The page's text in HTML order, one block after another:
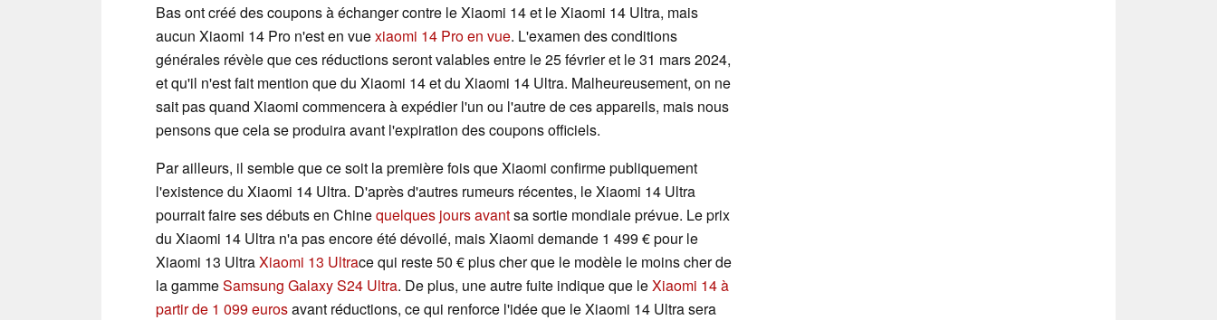
Bas ont créé des coupons à échanger contre le Xiaomi 14 et le Xiaomi 14 Ultra, mais
aucun Xiaomi 14 Pro n'est en vuexiaomi 14 Pro en vue. L'examen des conditions
générales révèle que ces réductions seront valables entre le 25 février et le 31 mars 2024,
et qu'il n'est fait mention que du Xiaomi 14 et du Xiaomi 14 Ultra. Malheureusement, on ne
sait pas quand Xiaomi commencera à expédier l'un ou l'autre de ces appareils, mais nous
pensons que cela se produira avant l'expiration des coupons officiels.
Par ailleurs, il semble que ce soit la première fois que Xiaomi confirme publiquement
l'existence du Xiaomi 14 Ultra. D'après d'autres rumeurs récentes, le Xiaomi 14 Ultra
pourrait faire ses débuts en Chinequelques jours avantsa sortie mondiale prévue. Le prix
du Xiaomi 14 Ultra n'a pas encore été dévoilé, mais Xiaomi demande 1 499 € pour le
Xiaomi 13 UltraXiaomi 13 Ultrace qui reste 50 € plus cher que le modèle le moins cher de
la gammeSamsung Galaxy S24 Ultra. De plus, une autre fuite indique que leXiaomi 14 à
partir de 1 099 eurosavant réductions, ce qui renforce l'idée que le Xiaomi 14 Ultra sera